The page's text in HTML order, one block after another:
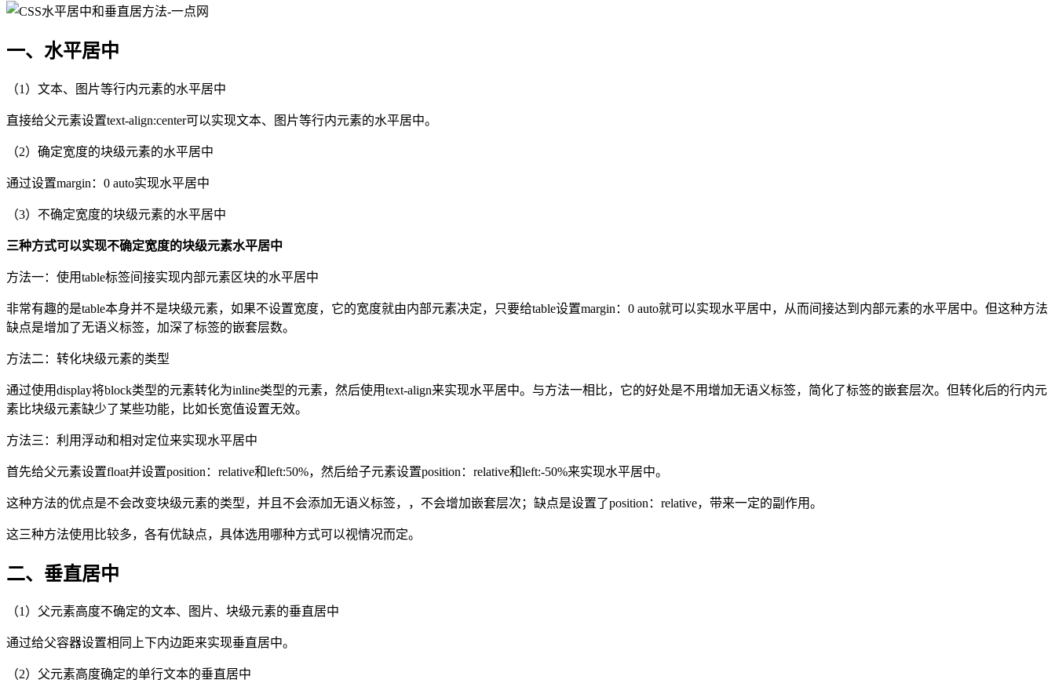
一、水平居中
（1）文本、图片等行内元素的水平居中
直接给父元素设置text-align:center可以实现文本、图片等行内元素的水平居中。
（2）确定宽度的块级元素的水平居中
通过设置margin：0 auto实现水平居中
（3）不确定宽度的块级元素的水平居中
三种方式可以实现不确定宽度的块级元素水平居中
方法一：使用table标签间接实现内部元素区块的水平居中
非常有趣的是table本身并不是块级元素，如果不设置宽度，它的宽度就由内部元素决定，只要给table设置margin：0 auto就可以实现水平居中，从而间接达到内部元素的水平居中。但这种方法
缺点是增加了无语义标签，加深了标签的嵌套层数。
方法二：转化块级元素的类型
通过使用display将block类型的元素转化为inline类型的元素，然后使用text-align来实现水平居中。与方法一相比，它的好处是不用增加无语义标签，简化了标签的嵌套层次。但转化后的行内元
素比块级元素缺少了某些功能，比如长宽值设置无效。
方法三：利用浮动和相对定位来实现水平居中
首先给父元素设置float并设置position：relative和left:50%，然后给子元素设置position：relative和left:-50%来实现水平居中。
这种方法的优点是不会改变块级元素的类型，并且不会添加无语义标签，，不会增加嵌套层次；缺点是设置了position：relative，带来一定的副作用。
这三种方法使用比较多，各有优缺点，具体选用哪种方式可以视情况而定。
二、垂直居中
（1）父元素高度不确定的文本、图片、块级元素的垂直居中
通过给父容器设置相同上下内边距来实现垂直居中。
（2）父元素高度确定的单行文本的垂直居中